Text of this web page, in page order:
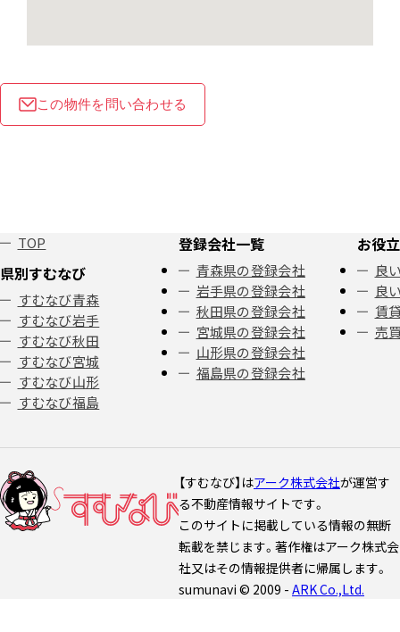
この物件を問い合わせる
TOP
県別すむなび
すむなび青森
すむなび岩手
すむなび秋田
すむなび宮城
すむなび山形
すむなび福島
登録会社一覧
青森県の登録会社
岩手県の登録会社
秋田県の登録会社
宮城県の登録会社
山形県の登録会社
福島県の登録会社
お役
良
良
賃
売
【すむなび】はアーク株式会社が運営す
る不動産情報サイトです。
このサイトに掲載している情報の無断
転載を禁じます。著作権はアーク株式会
社又はその情報提供者に帰属します。
sumunavi © 2009 - ARK Co.,Ltd.